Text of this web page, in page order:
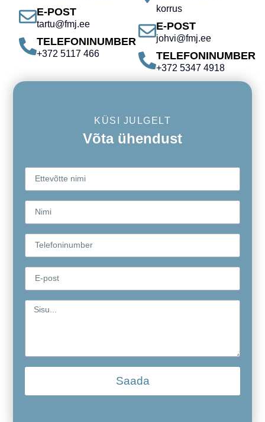
E-POST
tartu@fmj.ee
TELEFONINUMBER
+372 5117 466
korrus
E-POST
johvi@fmj.ee
TELEFONINUMBER
+372 5347 4918
KÜSI JULGELT
Võta ühendust
Saada